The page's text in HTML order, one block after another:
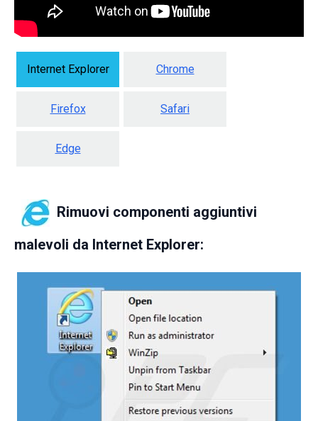
Internet Explorer Chrome
Firefox Safari
Edge
Rimuovi componenti aggiuntivi
malevoli da Internet Explorer: